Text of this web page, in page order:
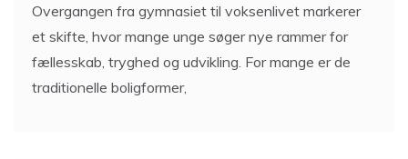
Overgangen fra gymnasiet til voksenlivet markerer
et skifte, hvor mange unge søger nye rammer for
fællesskab, tryghed og udvikling. For mange er de
traditionelle boligformer,